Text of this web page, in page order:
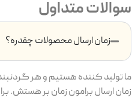
سوالات متداول
زمان ارسال محصولات چقدره؟
ما تولید کننده هستیم و هر
زمان ارسال برامون زمان بر هستش. برای پلاک های نقره ای بین ۷ تا ۱4 روز و